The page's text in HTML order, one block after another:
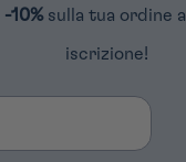
-10% sulla tua ordine
iscrizione!